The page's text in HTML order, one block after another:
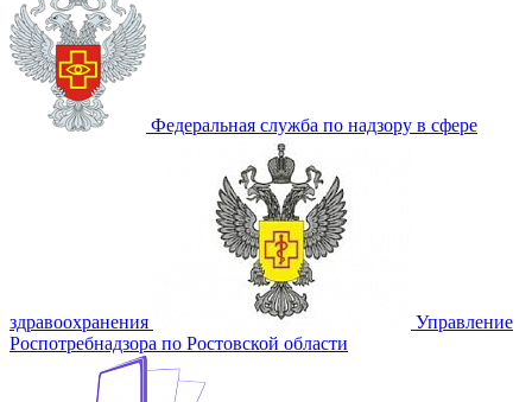
Федеральная служба по надзору в сфере
здравоохранения
Управление
Роспотребнадзора по Ростовской области